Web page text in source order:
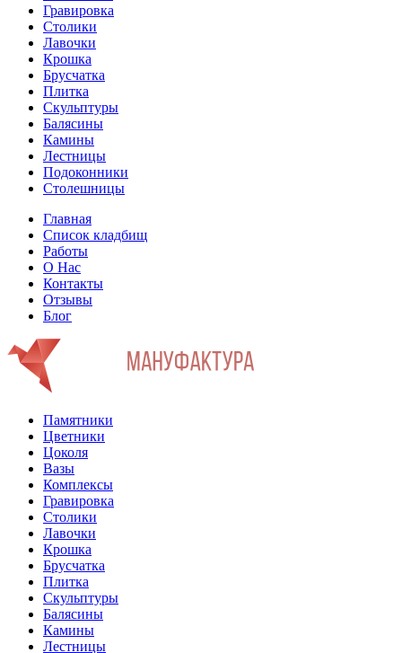
Гравировка
Столики
Лавочки
Крошка
Брусчатка
Плитка
Скульптуры
Балясины
Камины
Лестницы
Подоконники
Столешницы
Главная
Список кладбищ
Работы
О Нас
Контакты
Отзывы
Блог
Памятники
Цветники
Цоколя
Вазы
Комплексы
Гравировка
Столики
Лавочки
Крошка
Брусчатка
Плитка
Скульптуры
Балясины
Камины
Лестницы